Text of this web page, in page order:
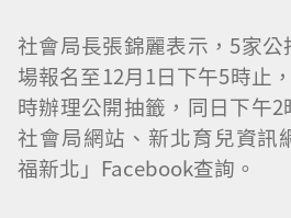
社會局長張錦麗表示，5家
場報名至12月1日下午5時止
時辦理公開抽籤，同日下午
社會局網站、新北育兒資訊
福新北」Facebook查詢。